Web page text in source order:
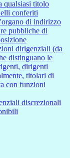
qualsiasi titolo
conferiti
di indirizzo
pubbliche di
dirigenziali (da
distinguano le
dirigenti
titolari di
con funzioni
discrezionali